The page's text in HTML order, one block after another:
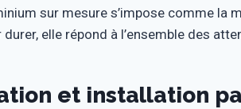
sur mesure s’impose comme la
durer, elle répond à l’ensemble des
et installation